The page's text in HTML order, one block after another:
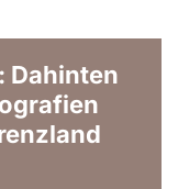
Dahinten